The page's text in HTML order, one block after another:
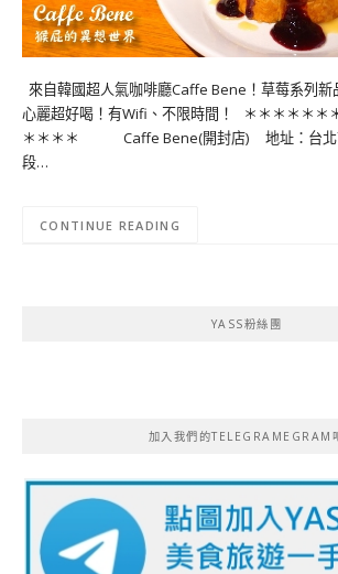
來自韓國超人氣咖啡廳Caffe Bene！草莓系列新
心麗超好喝！有Wifi、不限時間！ ＊＊＊＊＊＊
＊＊＊＊ Caffe Bene(開封店) 地址：台北
段…
CONTINUE READING
YASS粉絲團
加入我們的TELEGRAMEGRAM